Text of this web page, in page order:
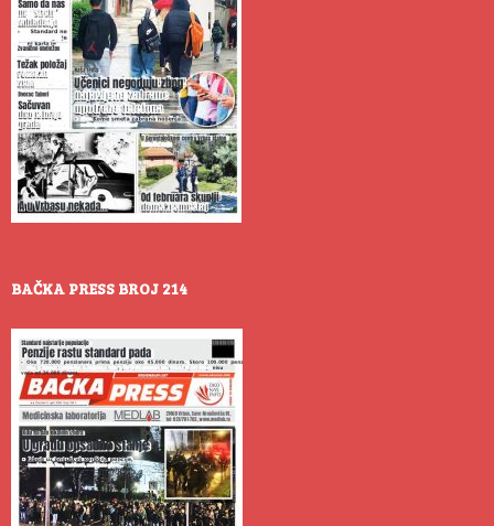
BAČKA PRESS BROJ 214